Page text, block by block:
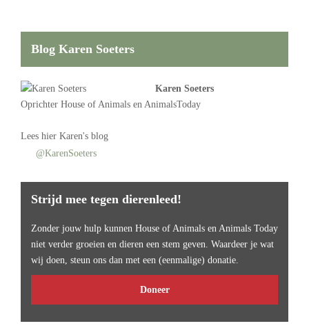
Blog Karen Soeters
Karen Soeters
Oprichter House of Animals en AnimalsToday
Lees hier Karen's blog
@KarenSoeters
Strijd mee tegen dierenleed!
Zonder jouw hulp kunnen House of Animals en Animals Today
niet verder groeien en dieren een stem geven. Waardeer je wat
wij doen, steun ons dan met een (eenmalige) donatie.
Doneer